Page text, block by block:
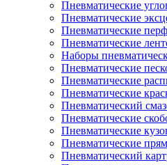
Пневматические
Пневматические
Пневматические
Пневматические
Наборы
Пневматические
Пневматические
Пневматические
Пневматический
Пневматические
Пневматические
Пневматические
Пневматический